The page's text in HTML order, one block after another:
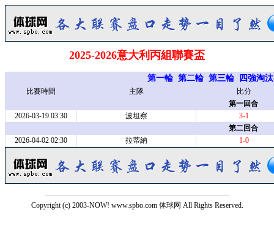
2025-2026意大利丙組聯賽盃
第一輪 第二輪 第三輪 四強淘
比賽時間 主隊
比分
第一回合
2026-03-19 03:30
波坦察
3-1
第二回合
2026-04-02 02:30
拉蒂納 1-0
Copyright (c) 2003-NOW! www.spbo.com 体球网 All Rights Reserved.